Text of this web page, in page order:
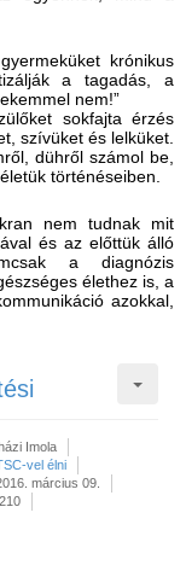
krónikus
a tagadás, a
nem!”
sokfajta érzés
szívüket és lelküket.
dühről számol be,
történéseiben.
nem tudnak mit
és az előttük álló
a diagnózis
élethez is, a
azokkal,
Imola
vel élni
március 09.